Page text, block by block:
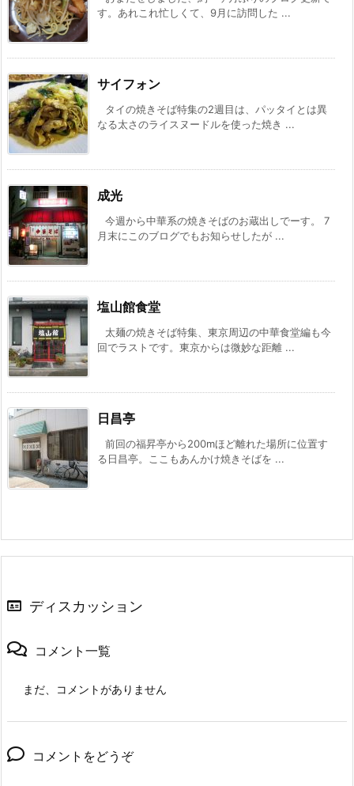
す。あれこれ忙しくて、9月に訪問した ...
サイフォン
タイの焼きそば特集の2週目は、パッタイとは異
なる太さのライスヌードルを使った焼き ...
成光
今週から中華系の焼きそばのお蔵出しでーす。 7
月末にこのブログでもお知らせしたが ...
塩山館食堂
太麺の焼きそば特集、東京周辺の中華食堂編も今
回でラストです。東京からは微妙な距離 ...
日昌亭
前回の福昇亭から200mほど離れた場所に位置す
る日昌亭。ここもあんかけ焼きそばを ...
ディスカッション
コメント一覧
まだ、コメントがありません
コメントをどうぞ